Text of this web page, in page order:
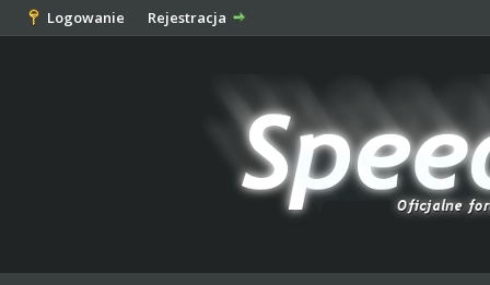
Logowanie Rejestracja